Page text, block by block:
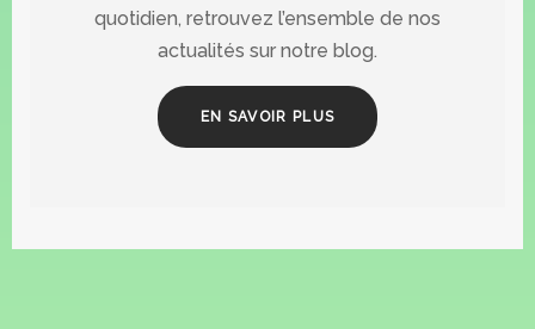
quotidien, retrouvez l’ensemble de nos
actualités sur notre blog.
EN SAVOIR PLUS